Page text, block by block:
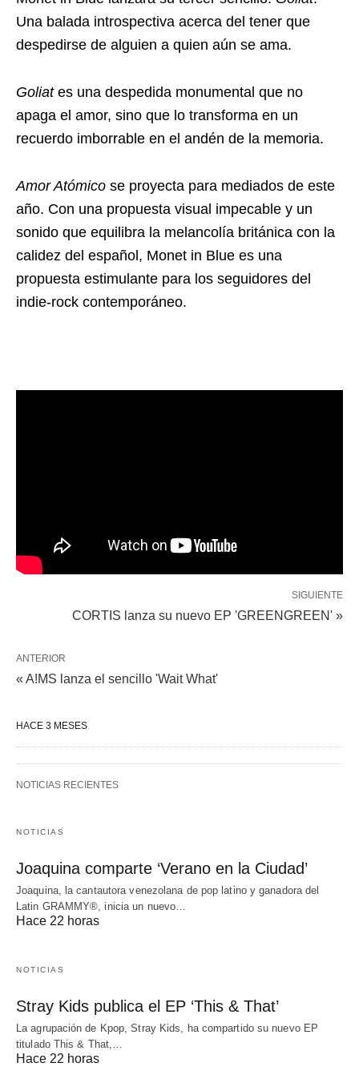
Una balada introspectiva acerca del tener que
despedirse de alguien a quien aún se ama.
Goliat es una despedida monumental que no
apaga el amor, sino que lo transforma en un
recuerdo imborrable en el andén de la memoria.
Amor Atómico se proyecta para mediados de este
año. Con una propuesta visual impecable y un
sonido que equilibra la melancolía británica con la
calidez del español, Monet in Blue es una
propuesta estimulante para los seguidores del
indie-rock contemporáneo.
SIGUIENTE
CORTIS lanza su nuevo EP 'GREENGREEN' »
ANTERIOR
« A!MS lanza el sencillo 'Wait What'
HACE 3 MESES
NOTICIAS RECIENTES
NOTICIAS
Joaquina comparte ‘Verano en la Ciudad’
Joaquina, la cantautora venezolana de pop latino y ganadora del
Latin GRAMMY®, inicia un nuevo…
Hace 22 horas
NOTICIAS
Stray Kids publica el EP ‘This & That’
La agrupación de Kpop, Stray Kids, ha compartido su nuevo EP
titulado This & That,…
Hace 22 horas